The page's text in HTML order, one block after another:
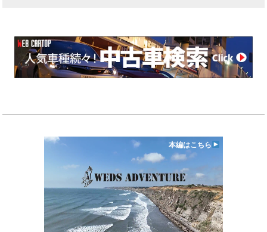
本編はこちら